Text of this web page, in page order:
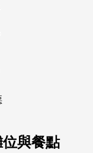
位與餐點